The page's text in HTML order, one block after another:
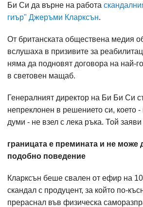
Би Си да върне на работа
гиър" Джеръми Кларксън.
От британската обществена медия
вслушаха в призивите за
няма да подновят договора на най-
в световен мащаб.
Генералният директор на Би Би Си
непреклонен в решението си, което
думи - не взел с лека ръка. Той заяви
границата е премината и не може
подобно поведение
Кларксън беше свален от ефир на
скандал с продуцент, за който по-
прераснал във физическа